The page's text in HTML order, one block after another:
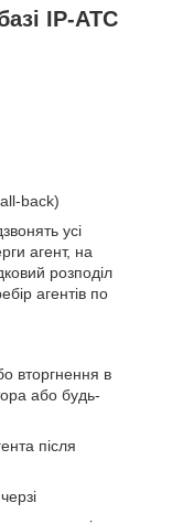
IP-АТС
back)
усі
агент, на
розподіл
агентів по
вторгнення в
або будь-
після